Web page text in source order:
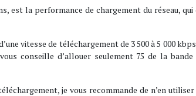
est la performance de chargement du réseau,
vitesse de téléchargement de 3 500 à 5 000
conseille d’allouer seulement 75 de la bande
je vous recommande de n’en utiliser